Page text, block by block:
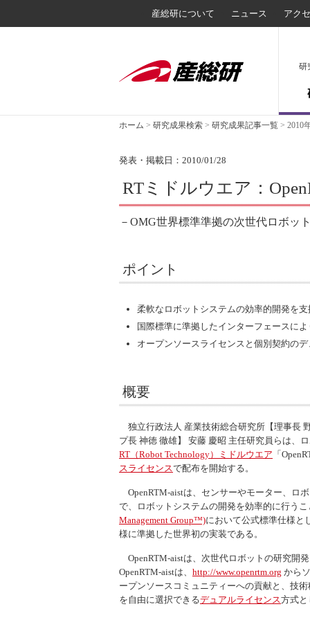
産総研について ニュース アク
研
ホーム > 研究成果検索 > 研究成果記事一覧 > 2010
発表・掲載日：2010/01/28
RTミドルウエア：
－OMG世界標準準拠の次世代ロボッ
ポイント
柔軟なロボットシステムの効率的開発を
国際標準に準拠したインターフェースに
オープンソースライセンスと個別契約の
概要
独立行政法人 産業技術総合研究所【理事長
プ長 神徳 徹雄】 安藤 慶昭 主任研究員らは、
RT（Robot Technology） ミドルウエア 「
スライセンスで配布を開始する。
OpenRTM-aistは、センサーやモーター、ロ
で、ロボットシステムの開発を効率的に行う
Management Group™)において公式標準仕様と
様に準拠した世界初の実装である。
OpenRTM-aistは、次世代ロボットの研究開
OpenRTM-aistは、 http://www.openrtm.org から
ープンソースコミュニティーへの貢献と、技
を自由に選択できるデュアルライセンス方式と